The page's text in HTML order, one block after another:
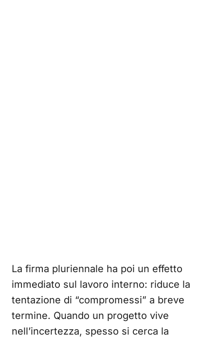
La firma pluriennale ha poi un effetto
immediato sul lavoro interno: riduce la
tentazione di “compromessi” a breve
termine. Quando un progetto vive
nell’incertezza, spesso si cerca la